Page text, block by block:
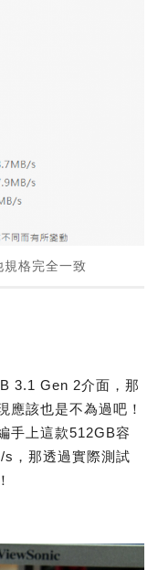
格完全一致
3.1 Gen 2介面，那
應該也是不為過吧！
手上這款512GB容
，那透過實際測試